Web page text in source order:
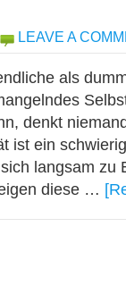
LEAVE A
als
denkt
ist ein
langsam zu
diese …